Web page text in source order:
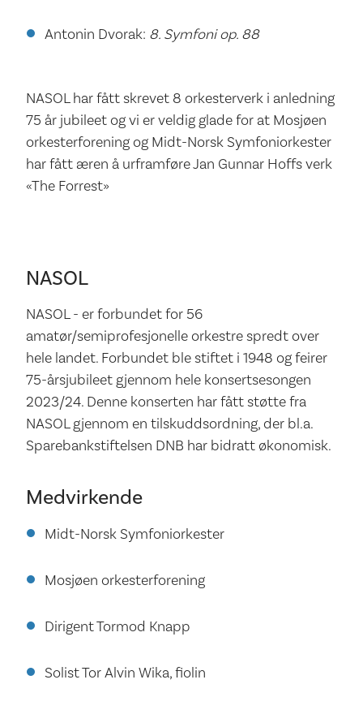
Antonin Dvorak: 8. Symfoni op. 88
NASOL har fått skrevet 8 orkesterverk i anledning
75 år jubileet og vi er veldig glade for at Mosjøen
orkesterforening og Midt-Norsk Symfoniorkester
har fått æren å urframføre Jan Gunnar Hoffs verk
«The Forrest»
NASOL
NASOL - er forbundet for 56
amatør/semiprofesjonelle orkestre spredt over
hele landet. Forbundet ble stiftet i 1948 og feirer
75-årsjubileet gjennom hele konsertsesongen
2023/24. Denne konserten har fått støtte fra
NASOL gjennom en tilskuddsordning, der bl.a.
Sparebankstiftelsen DNB har bidratt økonomisk.
Medvirkende
Midt-Norsk Symfoniorkester
Mosjøen orkesterforening
Dirigent Tormod Knapp
Solist Tor Alvin Wika, fiolin